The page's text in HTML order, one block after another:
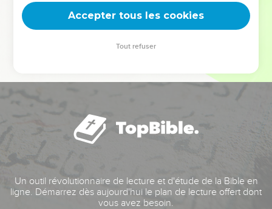
équipe, un groupe ou une famille, leur expérience est faite
Un outil révolutionnaire de lecture et d'étude de la Bible en
ligne. Démarrez dès aujourd'hui le plan de lecture offert dont
vous avez besoin.
Accepter tous les cookies
Tout refuser